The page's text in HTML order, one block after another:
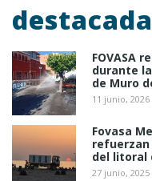
FOVASA
durante
de Muro
11 junio, 2026
Fovasa
refuerzan
del litoral
27 junio, 2025